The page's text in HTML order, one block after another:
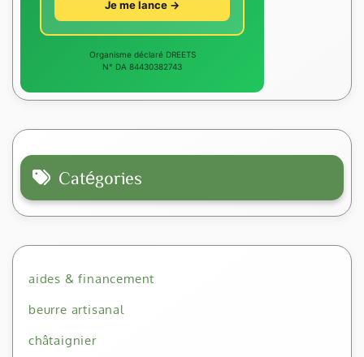
Je me lance →
Organisme déclaré DREETS
N° DA 84430382743
Catégories
aides & financement
beurre artisanal
châtaignier